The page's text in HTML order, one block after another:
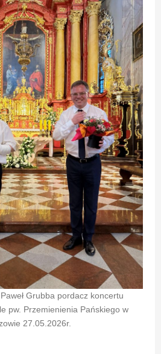
Grubba pordacz koncertu
pw. Przemienienia Pańskiego w
27.05.2026r.